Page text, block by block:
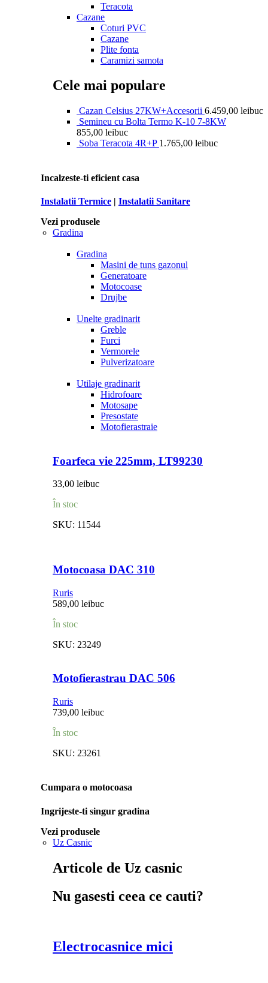
Teracota
Cazane
Coturi PVC
Cazane
Plite fonta
Caramizi samota
Cele mai populare
Cazan Celsius 27KW+Accesorii 6.459,00 leibuc
Semineu cu Bolta Termo K-10 7-8KW
855,00 leibuc
Soba Teracota 4R+P 1.765,00 leibuc
Incalzeste-ti eficient casa
Instalatii Termice | Instalatii Sanitare
Vezi produsele
Gradina
Gradina
Masini de tuns gazonul
Generatoare
Motocoase
Drujbe
Unelte gradinarit
Greble
Furci
Vermorele
Pulverizatoare
Utilaje gradinarit
Hidrofoare
Motosape
Presostate
Motofierastraie
Foarfeca vie 225mm, LT99230
33,00 leibuc
În stoc
SKU: 11544
Motocoasa DAC 310
Ruris
589,00 leibuc
În stoc
SKU: 23249
Motofierastrau DAC 506
Ruris
739,00 leibuc
În stoc
SKU: 23261
Cumpara o motocoasa
Ingrijeste-ti singur gradina
Vezi produsele
Uz Casnic
Articole de Uz casnic
Nu gasesti ceea ce cauti?
Electrocasnice mici